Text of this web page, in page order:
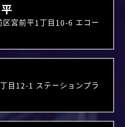
区宮前平1丁目10-6 エコー
目12-1 ステーションプラ